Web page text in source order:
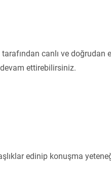
canlı ve
ettirebilirsiniz.
edinip konuşma